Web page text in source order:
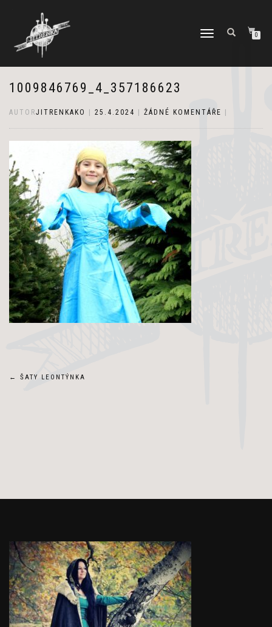
PŘEPNOUT
0
1009846769_4_357186623
AUTORJITRENKAKO 25.4.2024 ŽÁDNÉ KOMENTÁŘE
Navigace
← ŠATY LEONTÝNKA